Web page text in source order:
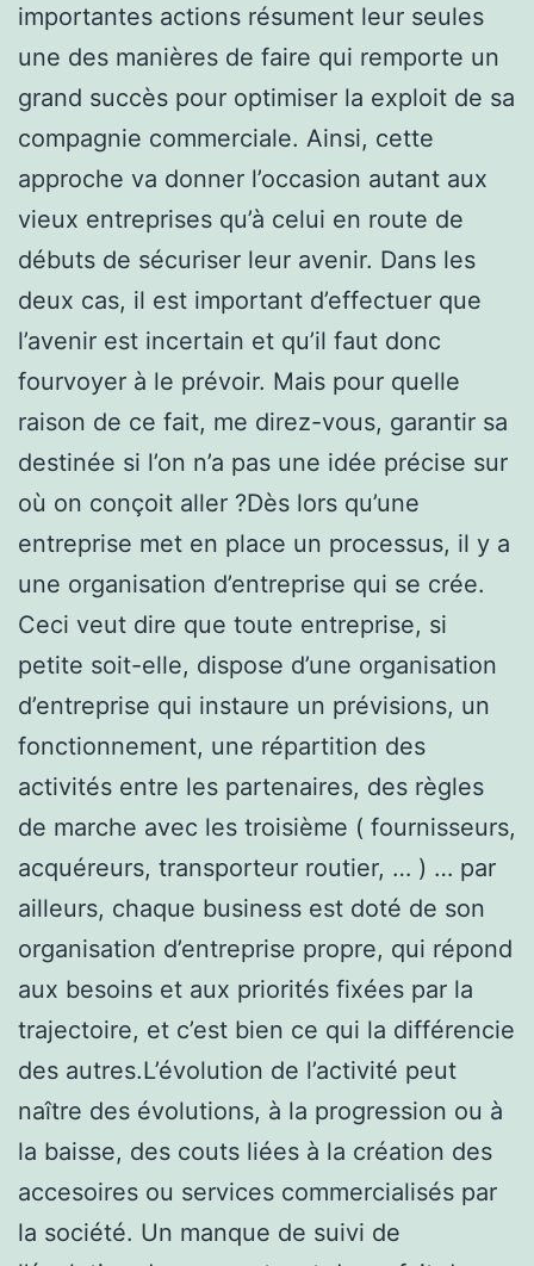
importantes actions résument leur seules
une des manières de faire qui remporte un
grand succès pour optimiser la exploit de sa
compagnie commerciale. Ainsi, cette
approche va donner l’occasion autant aux
vieux entreprises qu’à celui en route de
débuts de sécuriser leur avenir. Dans les
deux cas, il est important d’effectuer que
l’avenir est incertain et qu’il faut donc
fourvoyer à le prévoir. Mais pour quelle
raison de ce fait, me direz-vous, garantir sa
destinée si l’on n’a pas une idée précise sur
où on conçoit aller ?Dès lors qu’une
entreprise met en place un processus, il y a
une organisation d’entreprise qui se crée.
Ceci veut dire que toute entreprise, si
petite soit-elle, dispose d’une organisation
d’entreprise qui instaure un prévisions, un
fonctionnement, une répartition des
activités entre les partenaires, des règles
de marche avec les troisième ( fournisseurs,
acquéreurs, transporteur routier, … ) … par
ailleurs, chaque business est doté de son
organisation d’entreprise propre, qui répond
aux besoins et aux priorités fixées par la
trajectoire, et c’est bien ce qui la différencie
des autres.L’évolution de l’activité peut
naître des évolutions, à la progression ou à
la baisse, des couts liées à la création des
accesoires ou services commercialisés par
la société. Un manque de suivi de